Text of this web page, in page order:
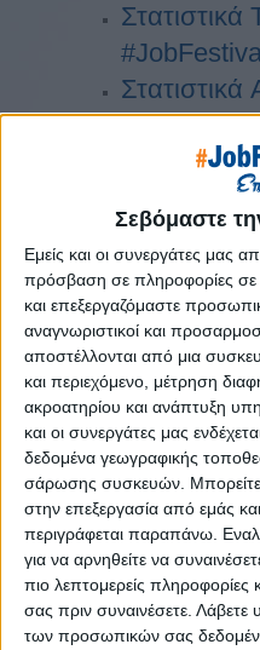
Σεβόμαστε
Εμείς και οι συνεργάτες μας
πρόσβαση σε πληροφορίες
και επεξεργαζόμαστε
αναγνωριστικοί και
αποστέλλονται από μια
και περιεχόμενο, μέτρηση
ακροατηρίου και ανάπτυξη
και οι συνεργάτες μας
δεδομένα γεωγραφικής
σάρωσης συσκευών. Μπορείτε
στην επεξεργασία από εμάς
περιγράφεται παραπάνω.
για να αρνηθείτε να
πιο λεπτομερείς πληροφορίες
σας πριν συναινέσετε. Λάβετε
των προσωπικών σας
2019
2018
2017
2016
2015